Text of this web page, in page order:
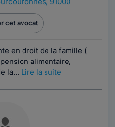
cet avocat
en droit de la famille (
alimentaire,
la... Lire la suite